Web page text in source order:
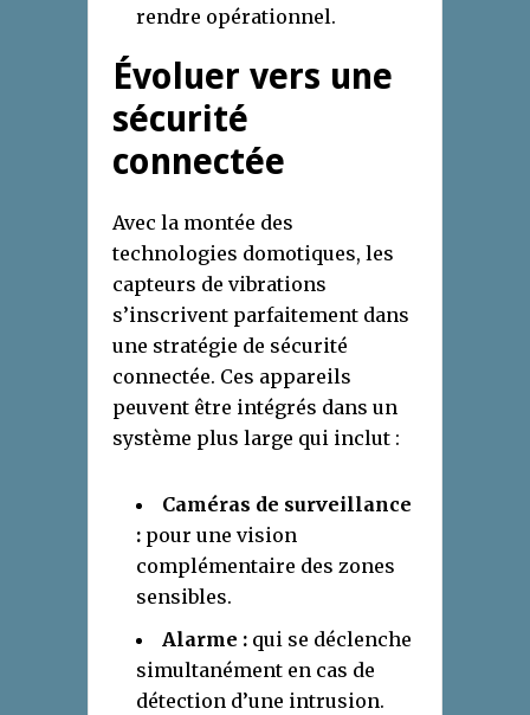
rendre opérationnel.
Évoluer vers une
sécurité
connectée
Avec la montée des
technologies domotiques, les
capteurs de vibrations
s’inscrivent parfaitement dans
une stratégie de sécurité
connectée. Ces appareils
peuvent être intégrés dans un
système plus large qui inclut :
Caméras de surveillance
: pour une vision
complémentaire des zones
sensibles.
Alarme : qui se déclenche
simultanément en cas de
détection d’une intrusion.